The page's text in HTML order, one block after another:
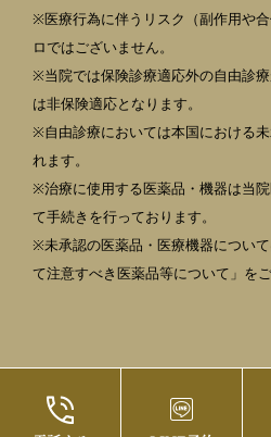
※医療行為に伴うリスク（副作用や
ロではございません。
※当院では保険診療適応外の自由診
は非保険適応となります。
※自由診療においては本国における
れます。
※治療に使用する医薬品・機器は当
て手続きを行っております。
※未承認の医薬品・医療機器につい
て注意すべき医薬品等について」をご